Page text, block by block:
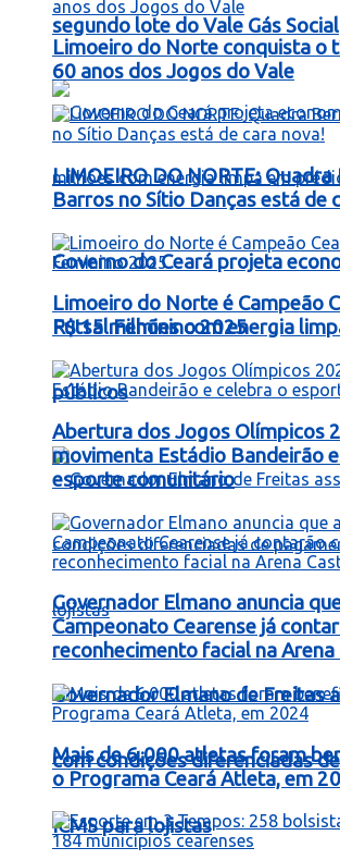
segundo lote do Vale Gás Social
Governo do Ceará projeta
R$ 15 milhões com energia
públicos
Governador Elmano de Freitas
com condições diferenciadas
ICMS para lojistas
Limoeiro do Norte conquista o
60 anos dos Jogos do Vale
LIMOEIRO DO NORTE:
Barros no Sítio Danças está de
Limoeiro do Norte é Campeão
Futsal Feminino 2025
Abertura dos Jogos Olímpicos
movimenta Estádio Bandeirão
esporte comunitário
Governador Elmano anuncia
Campeonato Cearense já
reconhecimento facial na Arena
Mais de 6.000 atletas foram
o Programa Ceará Atleta, em